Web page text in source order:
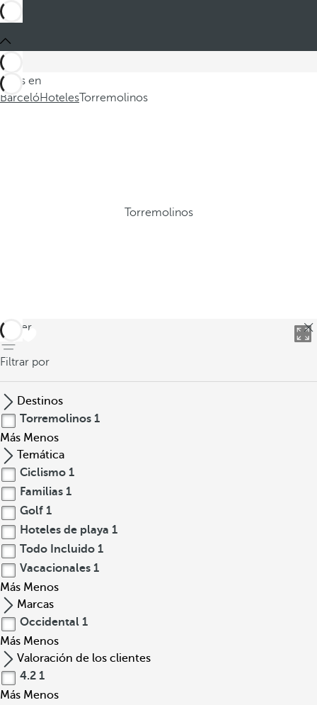
Estás en
BarcelóHotelesTorremolinos
Torremolinos
volver
Filtrar por
Destinos
Torremolinos 1
Más Menos
Temática
Ciclismo 1
Familias 1
Golf 1
Hoteles de playa 1
Todo Incluido 1
Vacacionales 1
Más Menos
Marcas
Occidental 1
Más Menos
Valoración de los clientes
4.2 1
Más Menos